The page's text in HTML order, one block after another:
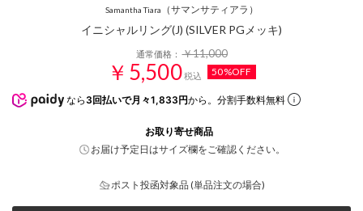
Samantha Tiara （サマンサティアラ）
イニシャルリング(J) (SILVER PGメッキ)
通常価格：￥11,000
￥5,500税込 50%OFF
なら 3回払いで月々1,833円から。分割手数料無料
お取り寄せ商品
お届け予定日はサイズ欄をご確認ください。
ポスト投函対象品 (単品注文の場合)